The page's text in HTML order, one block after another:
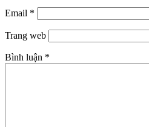
Email *
Trang web
Bình luận *